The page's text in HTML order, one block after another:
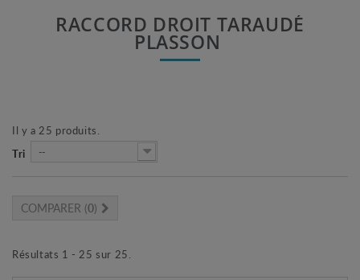
RACCORD DROIT TARAUDÉ
PLASSON
Il y a 25 produits.
Tri
--
COMPARER (0)
Résultats 1 - 25 sur 25.